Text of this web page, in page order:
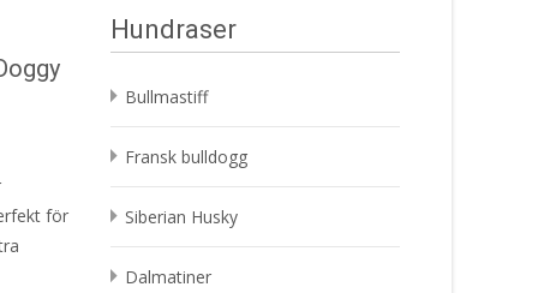
för
Hundraser
Bullmastiff
Fransk bulldogg
Siberian Husky
Dalmatiner